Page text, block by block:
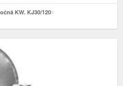
KW. KJ30/120